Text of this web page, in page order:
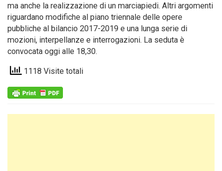
ma anche la realizzazione di un marciapiedi. Altri argomenti
riguardano modifiche al piano triennale delle opere
pubbliche al bilancio 2017-2019 e una lunga serie di
mozioni, interpellanze e interrogazioni. La seduta è
convocata oggi alle 18,30.
1118 Visite totali